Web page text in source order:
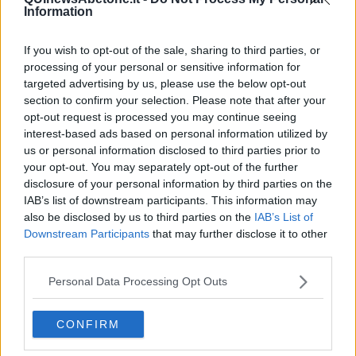
Information
If you wish to opt-out of the sale, sharing to third parties, or
processing of your personal or sensitive information for
targeted advertising by us, please use the below opt-out
section to confirm your selection. Please note that after your
opt-out request is processed you may continue seeing
interest-based ads based on personal information utilized by
us or personal information disclosed to third parties prior to
your opt-out. You may separately opt-out of the further
disclosure of your personal information by third parties on the
IAB’s list of downstream participants. This information may
also be disclosed by us to third parties on the IAB’s List of
Downstream Participants that may further disclose it to other
Personal Data Processing Opt Outs
CONFIRM
​Date loro l’Oscar al posto del Nobel per la Pace
L'umanizzazione dell'economia e della politica
​Un grandioso NO ai falchi teocratici e ai loro vassalli
La religione è la cocaina dei potenti
Donald e Bibi confinati nell’isola di St James?
L’italiano vero e la paura che al referendum vinca il No
​Complottismo o capitalismo globale?
​Ma, contessa, non si vergogna a continuare a guardare San
Scemo?
​Io non mi fiderei di chi promuove o consuma i riti collettivi
Esportazioni Usa: da democrazia a guerra civile
​I vestiti nuovi degli imperatori baltici
​Pupazzi!
​Il Wild West di Trump
​La depressione infantile di Roger Waters e la propaganda di
guerra"
​La disinformazione climatica veicolata dai media
Senza una Retta Visione l’Uomo è un automa
​La cleptocrazia e lo studio sociologico della propaganda di
guerra